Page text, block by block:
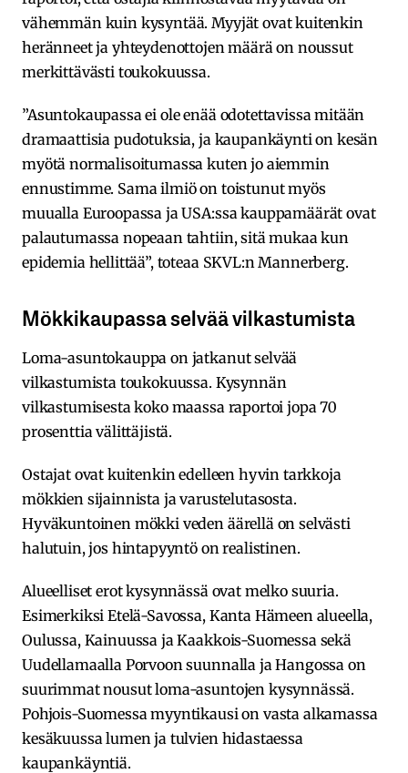
vähemmän kuin kysyntää. Myyjät ovat kuitenkin
heränneet ja yhteydenottojen määrä on noussut
merkittävästi toukokuussa.
”Asuntokaupassa ei ole enää odotettavissa mitään
dramaattisia pudotuksia, ja kaupankäynti on kesän
myötä normalisoitumassa kuten jo aiemmin
ennustimme. Sama ilmiö on toistunut myös
muualla Euroopassa ja USA:ssa kauppamäärät ovat
palautumassa nopeaan tahtiin, sitä mukaa kun
epidemia hellittää”, toteaa SKVL:n Mannerberg.
Mökkikaupassa selvää vilkastumista
Loma-asuntokauppa on jatkanut selvää
vilkastumista toukokuussa. Kysynnän
vilkastumisesta koko maassa raportoi jopa 70
prosenttia välittäjistä.
Ostajat ovat kuitenkin edelleen hyvin tarkkoja
mökkien sijainnista ja varustelutasosta.
Hyväkuntoinen mökki veden äärellä on selvästi
halutuin, jos hintapyyntö on realistinen.
Alueelliset erot kysynnässä ovat melko suuria.
Esimerkiksi Etelä-Savossa, Kanta Hämeen alueella,
Oulussa, Kainuussa ja Kaakkois-Suomessa sekä
Uudellamaalla Porvoon suunnalla ja Hangossa on
suurimmat nousut loma-asuntojen kysynnässä.
Pohjois-Suomessa myyntikausi on vasta alkamassa
kesäkuussa lumen ja tulvien hidastaessa
kaupankäyntiä.